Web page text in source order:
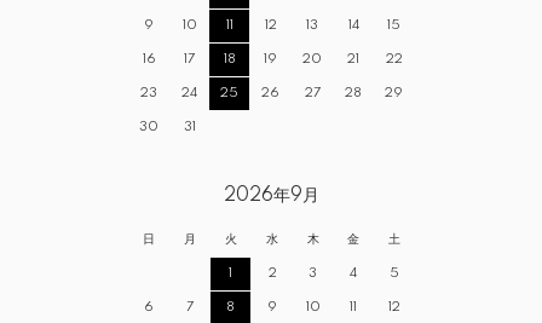
9 10 11 12 13 14 15
16 17 18 19 20 21 22
23 24 25 26 27 28 29
30 31
2026年9月
日 月 火 水 木 金 土
1 2 3 4 5
6 7 8 9 10 11 12